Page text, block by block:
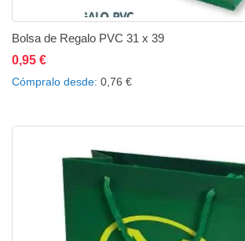
Bolsa de Regalo PVC 31 x 39
0,95 €
Cómpralo desde 0,76 €